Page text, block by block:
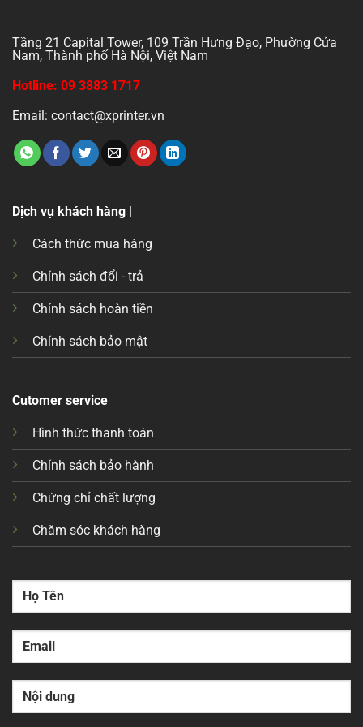
Tầng 21 Capital Tower, 109 Trần Hưng Đạo, Phường Cửa
Nam, Thành phố Hà Nội, Việt Nam
Hotline: 09 3883 1717
Email: contact@xprinter.vn
Dịch vụ khách hàng |
Cách thức mua hàng
Chính sách đổi - trả
Chính sách hoàn tiền
Chính sách bảo mật
Cutomer service
Hình thức thanh toán
Chính sách bảo hành
Chứng chỉ chất lượng
Chăm sóc khách hàng